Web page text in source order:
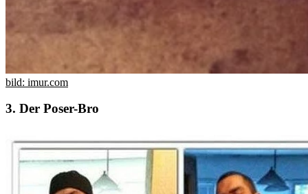
bild: imur.com
3. Der Poser-Bro